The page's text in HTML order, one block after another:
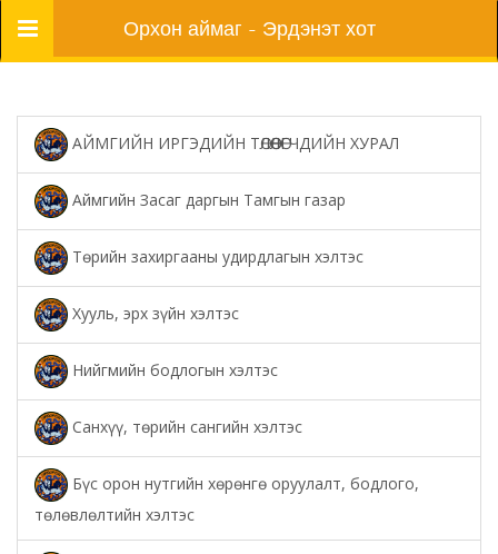
Цэс Орхон аймаг - Эрдэнэт хот
АЙМГИЙН ИРГЭДИЙН ТӨЛӨӨЛӨГЧДИЙН ХУРАЛ
Аймгийн Засаг даргын Тамгын газар
Төрийн захиргааны удирдлагын хэлтэс
Хууль, эрх зүйн хэлтэс
Нийгмийн бодлогын хэлтэс
Санхүү, төрийн сангийн хэлтэс
Бүс орон нутгийн хөрөнгө оруулалт, бодлого,
төлөвлөлтийн хэлтэс